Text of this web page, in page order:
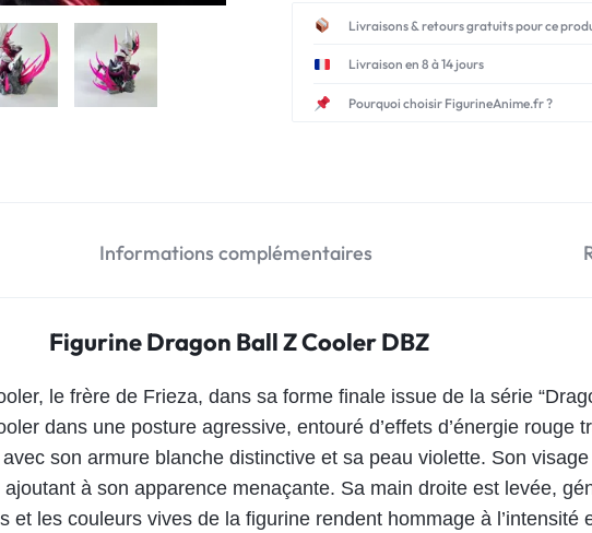
Livraisons & retours gratuits pour ce
Livraison en 8 à 14 jours
Pourquoi choisir FigurineAnime.fr ?
Informations complémentaires
Figurine Dragon Ball Z Cooler DBZ
le frère de Frieza, dans sa forme finale issue de la série
dans une posture agressive, entouré d’effets d’énergie rouge
son armure blanche distinctive et sa peau violette. Son
à son apparence menaçante. Sa main droite est levée,
et les couleurs vives de la figurine rendent hommage à l’intensité